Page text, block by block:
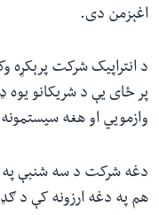
اغېزمن دی.
د انتراپیک شرکت پرېکړه
پر ځای يې د شریکانو يوه
وازمويي او هغه
هم په دغه ارزونه کې د